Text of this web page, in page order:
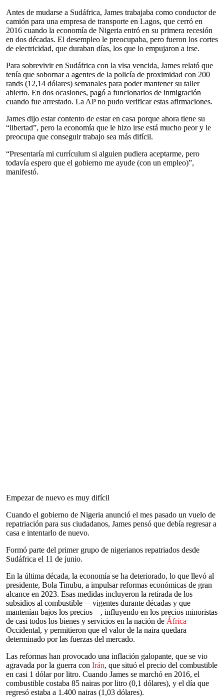
Antes de mudarse a Sudáfrica, James trabajaba como conductor de
camión para una empresa de transporte en Lagos, que cerró en
2016 cuando la economía de Nigeria entró en su primera recesión
en dos décadas. El desempleo le preocupaba, pero fueron los cortes
de electricidad, que duraban días, los que lo empujaron a irse.
Para sobrevivir en Sudáfrica con la visa vencida, James relató que
tenía que sobornar a agentes de la policía de proximidad con 200
rands (12,14 dólares) semanales para poder mantener su taller
abierto. En dos ocasiones, pagó a funcionarios de inmigración
cuando fue arrestado. La AP no pudo verificar estas afirmaciones.
James dijo estar contento de estar en casa porque ahora tiene su
“libertad”, pero la economía que le hizo irse está mucho peor y le
preocupa que conseguir trabajo sea más difícil.
“Presentaría mi currículum si alguien pudiera aceptarme, pero
todavía espero que el gobierno me ayude (con un empleo)”,
manifestó.
Empezar de nuevo es muy difícil
Cuando el gobierno de Nigeria anunció el mes pasado un vuelo de
repatriación para sus ciudadanos, James pensó que debía regresar a
casa e intentarlo de nuevo.
Formó parte del primer grupo de nigerianos repatriados desde
Sudáfrica el 11 de junio.
En la última década, la economía se ha deteriorado, lo que llevó al
presidente, Bola Tinubu, a impulsar reformas económicas de gran
alcance en 2023. Esas medidas incluyeron la retirada de los
subsidios al combustible —vigentes durante décadas y que
mantenían bajos los precios—, influyendo en los precios minoristas
de casi todos los bienes y servicios en la nación de África
Occidental, y permitieron que el valor de la naira quedara
determinado por las fuerzas del mercado.
Las reformas han provocado una inflación galopante, que se vio
agravada por la guerra con Irán, que situó el precio del combustible
en casi 1 dólar por litro. Cuando James se marchó en 2016, el
combustible costaba 85 nairas por litro (0,1 dólares), y el día que
regresó estaba a 1.400 nairas (1,03 dólares).